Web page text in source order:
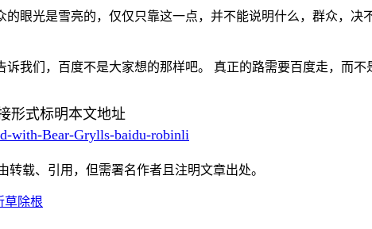
眼光是雪亮的，仅仅只靠这一点，并不能说明什么，群众，
我们，百度不是大家想的那样吧。 真正的路需要百度走，而不
形式标明本文地址
with-Bear-Grylls-baidu-robinli
转载、引用，但需署名作者且注明文章出处。
草除根